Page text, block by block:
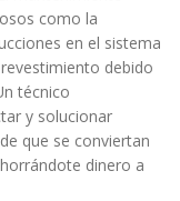
como la
en el sistema
debido
técnico
y solucionar
que se conviertan
dinero a